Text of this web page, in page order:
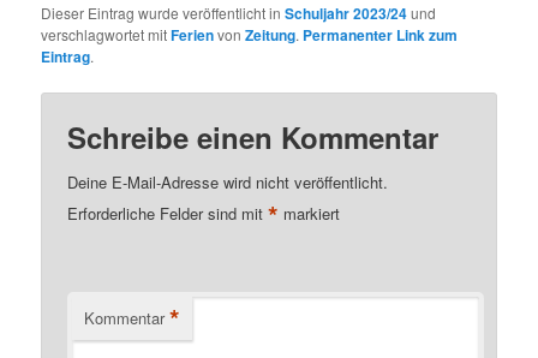
Dieser Eintrag wurde veröffentlicht inSchuljahr 2023/24und
verschlagwortet mitFerienvonZeitung. Permanenter Link zum
Eintrag.
Schreibe einen Kommentar
Deine E-Mail-Adresse wird nicht veröffentlicht.
Erforderliche Felder sind mit* markiert
Kommentar *